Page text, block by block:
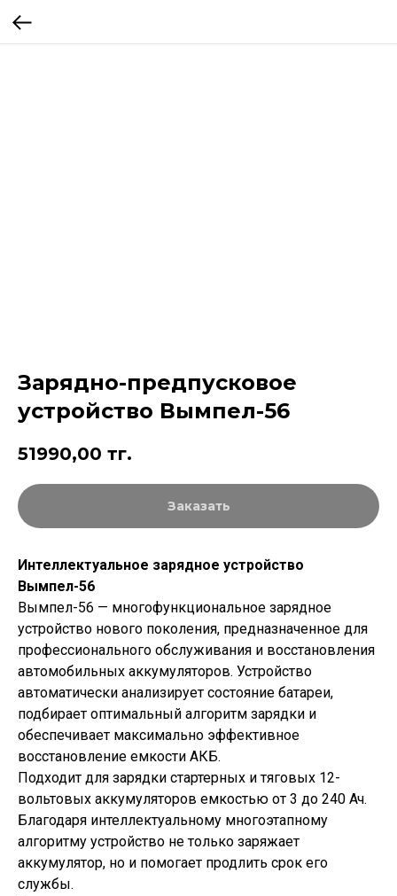
Зарядно-предпусковое
устройство Вымпел-56
51990,00 тг.
Заказать
Интеллектуальное зарядное устройство
Вымпел-56
Вымпел-56 — многофункциональное зарядное
устройство нового поколения, предназначенное для
профессионального обслуживания и восстановления
автомобильных аккумуляторов. Устройство
автоматически анализирует состояние батареи,
подбирает оптимальный алгоритм зарядки и
обеспечивает максимально эффективное
восстановление емкости АКБ.
Подходит для зарядки стартерных и тяговых 12-
вольтовых аккумуляторов емкостью от 3 до 240 Ач.
Благодаря интеллектуальному многоэтапному
алгоритму устройство не только заряжает
аккумулятор, но и помогает продлить срок его
службы.